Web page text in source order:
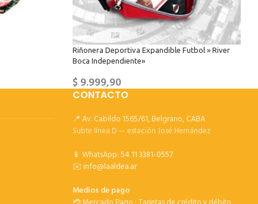
Riñonera Deportiva Expandible Futbol » River
Boca Independiente»
$9.999,90
CONTACTO
📍 Av. Cabildo 1565/61, Belgrano, CABA
Subte línea D — estación José Hernández
📱 WhatsApp:54 11 3381-0557
✉️info@laaldea.ar
Medios de pago